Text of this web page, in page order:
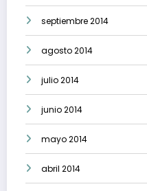
septiembre 2014
agosto 2014
julio 2014
junio 2014
mayo 2014
abril 2014